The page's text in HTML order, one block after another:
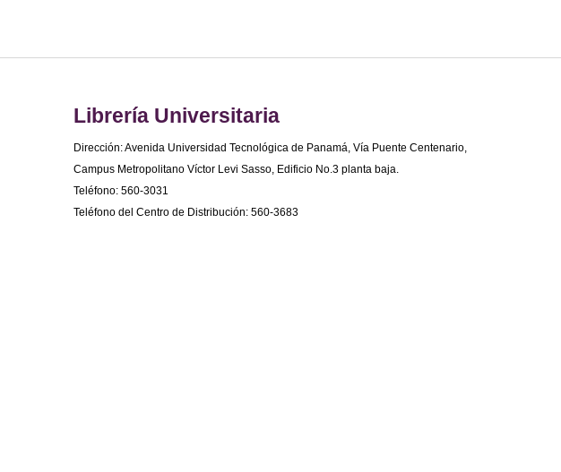
Librería Universitaria
Dirección: Avenida Universidad Tecnológica de Panamá, Vía Puente Centenario,
Campus Metropolitano Víctor Levi Sasso, Edificio No.3 planta baja.
Teléfono: 560-3031
Teléfono del Centro de Distribución: 560-3683